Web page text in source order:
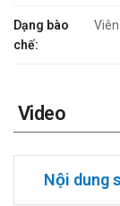
Dạng bào
chế:
Video
Nội dung